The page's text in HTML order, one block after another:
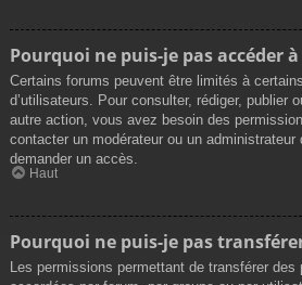
Pourquoi ne puis-je pas accéder
Certains forums peuvent être limités à
d’utilisateurs. Pour consulter, rédiger, publier
autre action, vous avez besoin des
contacter un modérateur ou un administrateur
demander un accès.
Haut
Pourquoi ne puis-je pas
Les permissions permettant de transférer